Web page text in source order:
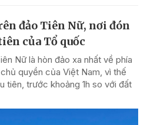
đảo Tiên Nữ, nơi đón
của Tổ quốc
Nữ là hòn đảo xa nhất về phía
quyền của Việt Nam, vì thế
tiên, trước khoảng 1h so với đất